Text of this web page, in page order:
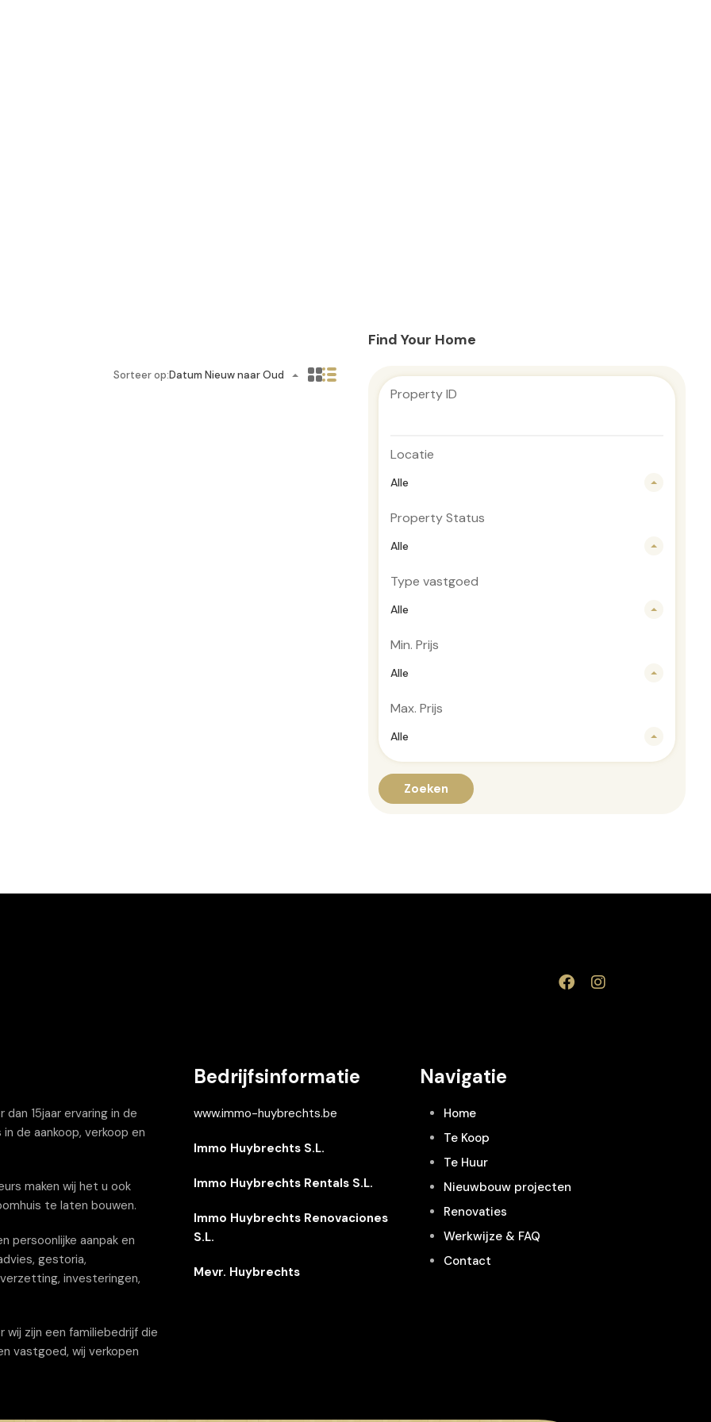
Sorteer op:Datum Nieuw naar Oud
Find Your Home
Property ID
Locatie
Alle
Property Status
Alle
Type vastgoed
Alle
Min. Prijs
Alle
Max. Prijs
Alle
Zoeken
15jaar ervaring in de
de aankoop, verkoop en
maken wij het u ook
te laten bouwen.
persoonlijke aanpak en
gestoria,
investeringen,
zijn een familiebedrijf die
vastgoed, wij verkopen
Bedrijfsinformatie
www.immo-huybrechts.be
Immo Huybrechts S.L.
Immo Huybrechts Rentals S.L.
Immo Huybrechts Renovaciones
S.L.
Mevr. Huybrechts
Navigatie
Home
Te Koop
Te Huur
Nieuwbouw projecten
Renovaties
Werkwijze & FAQ
Contact